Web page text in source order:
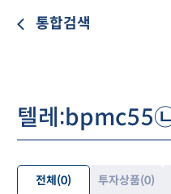
통합검색
전체 (0) 투자상품(0)